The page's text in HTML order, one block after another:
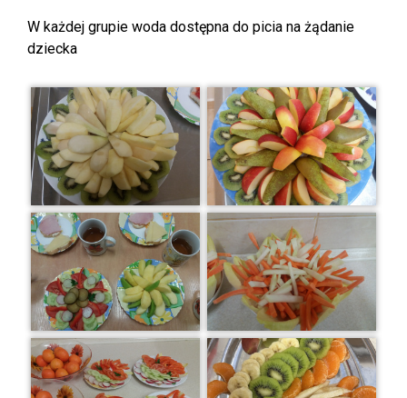
W każdej grupie woda dostępna do picia na żądanie
dziecka